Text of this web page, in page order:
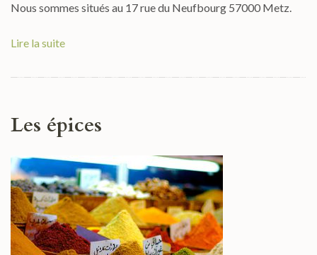
Nous sommes situés au 17 rue du Neufbourg 57000 Metz.
Lire la suite
Les épices